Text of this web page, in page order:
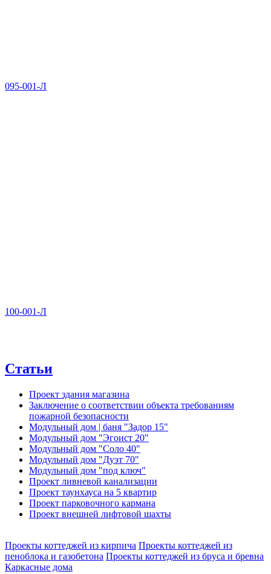
095-001-Л
100-001-Л
Статьи
Проект здания магазина
Заключение о соответствии объекта требованиям
пожарной безопасности
Модульный дом | баня "Задор 15"
Модульный дом "Эгоист 20"
Модульный дом "Соло 40"
Модульный дом "Дуэт 70"
Модульный дом "под ключ"
Проект ливневой канализации
Проект таунхауса на 5 квартир
Проект парковочного кармана
Проект внешней лифтовой шахты
Проекты коттеджей из кирпича Проекты коттеджей из
пеноблока и газобетона Проекты коттеджей из бруса и бревна
Каркасные дома